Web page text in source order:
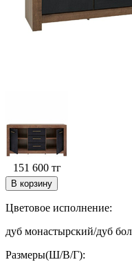
151 600 тг
В корзину
Цветовое исполнение:
дуб монастырский/дуб
Размеры(Ш/В/Г):